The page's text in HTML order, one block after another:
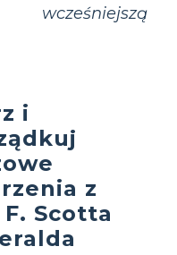
wcześniejszą
i
z
Scotta